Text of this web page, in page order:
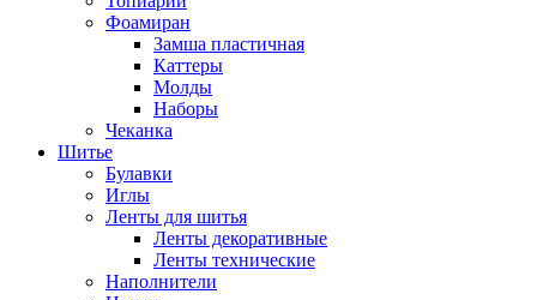
Фоамиран
Замша пластичная
Каттеры
Молды
Наборы
Чеканка
Шитье
Булавки
Иглы
Ленты для шитья
Ленты декоративные
Ленты технические
Наполнители